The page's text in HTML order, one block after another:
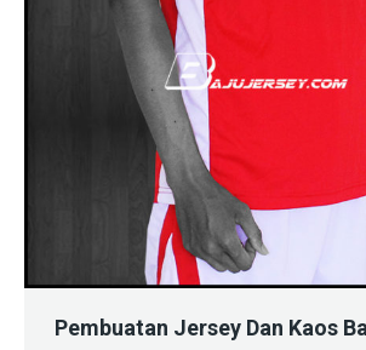
Pembuatan Jersey Dan Kaos